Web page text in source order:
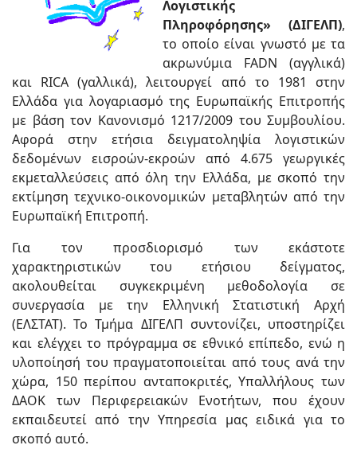
Λογιστικής
Πληροφόρησης» (ΔΙΓΕΛΠ),
το οποίο είναι γνωστό με τα
ακρωνύμια FADN (αγγλικά)
και RICA (γαλλικά), λειτουργεί από το 1981 στην
Ελλάδα για λογαριασμό της Ευρωπαϊκής Επιτροπής
με βάση τον Κανονισμό 1217/2009 του Συμβουλίου.
Αφορά στην ετήσια δειγματοληψία λογιστικών
δεδομένων εισροών-εκροών από 4.675 γεωργικές
εκμεταλλεύσεις από όλη την Ελλάδα, με σκοπό την
εκτίμηση τεχνικο-οικονομικών μεταβλητών από την
Ευρωπαϊκή Επιτροπή.
Για τον προσδιορισμό των εκάστοτε
χαρακτηριστικών του ετήσιου δείγματος,
ακολουθείται συγκεκριμένη μεθοδολογία σε
συνεργασία με την Ελληνική Στατιστική Αρχή
(ΕΛΣΤΑΤ). Το Τμήμα ΔΙΓΕΛΠ συντονίζει, υποστηρίζει
και ελέγχει το πρόγραμμα σε εθνικό επίπεδο, ενώ η
υλοποίησή του πραγματοποιείται από τους ανά την
χώρα, 150 περίπου ανταποκριτές, Υπαλλήλους των
ΔΑΟΚ των Περιφερειακών Ενοτήτων, που έχουν
εκπαιδευτεί από την Υπηρεσία μας ειδικά για το
σκοπό αυτό.